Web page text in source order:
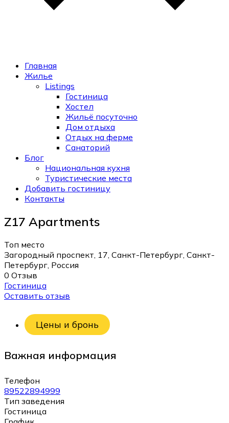
Главная
Жилье
Listings
Гостиница
Хостел
Жильё посуточно
Дом отдыха
Отдых на ферме
Санаторий
Блог
Национальная кухня
Туристические места
Добавить гостиницу
Контакты
Z17 Apartments
Топ место
Загородный проспект, 17, Санкт-Петербург, Санкт-
Петербург, Россия
0 Отзыв
Гостиница
Оставить отзыв
Цены и бронь
Важная информация
Телефон
89522894999
Тип заведения
Гостиница